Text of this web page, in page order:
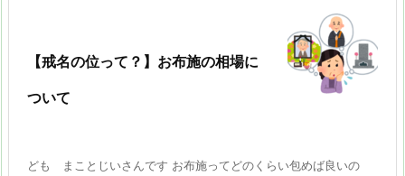
【戒名の位って？】お布施の相場に
ついて
ども まことじいさんです お布施ってどのくらい包めば良いの